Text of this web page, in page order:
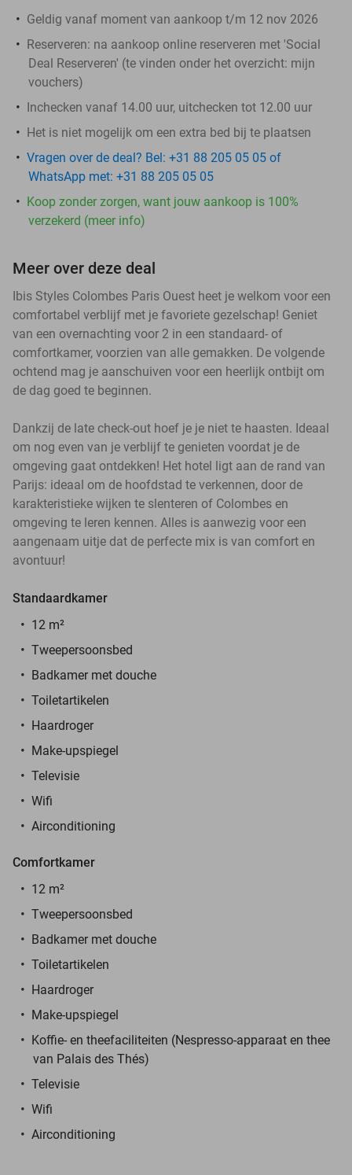
Geldig vanaf moment van aankoop t/m 12 nov 2026
Reserveren: na aankoop online reserveren met 'Social
Deal Reserveren' (te vinden onder het overzicht: mijn
vouchers)
Inchecken vanaf 14.00 uur, uitchecken tot 12.00 uur
Het is niet mogelijk om een extra bed bij te plaatsen
Vragen over de deal? Bel: +31 88 205 05 05 of
WhatsApp met: +31 88 205 05 05
Koop zonder zorgen, want jouw aankoop is 100%
verzekerd (meer info)
Meer over deze deal
Ibis Styles Colombes Paris Ouest heet je welkom voor een
comfortabel verblijf met je favoriete gezelschap! Geniet
van een overnachting voor 2 in een standaard- of
comfortkamer, voorzien van alle gemakken. De volgende
ochtend mag je aanschuiven voor een heerlijk ontbijt om
de dag goed te beginnen.
Dankzij de late check-out hoef je je niet te haasten. Ideaal
om nog even van je verblijf te genieten voordat je de
omgeving gaat ontdekken! Het hotel ligt aan de rand van
Parijs: ideaal om de hoofdstad te verkennen, door de
karakteristieke wijken te slenteren of Colombes en
omgeving te leren kennen. Alles is aanwezig voor een
aangenaam uitje dat de perfecte mix is van comfort en
avontuur!
Standaardkamer
12 m²
Tweepersoonsbed
Badkamer met douche
Toiletartikelen
Haardroger
Make-upspiegel
Televisie
Wifi
Airconditioning
Comfortkamer
12 m²
Tweepersoonsbed
Badkamer met douche
Toiletartikelen
Haardroger
Make-upspiegel
Koffie- en theefaciliteiten (Nespresso-apparaat en thee
van Palais des Thés)
Televisie
Wifi
Airconditioning